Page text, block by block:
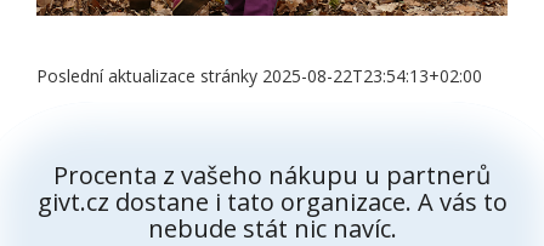
Poslední aktualizace stránky 2025-08-22T23:54:13+02:00
Procenta z vašeho nákupu u partnerů
givt.cz dostane i tato organizace. A vás to
nebude stát nic navíc.